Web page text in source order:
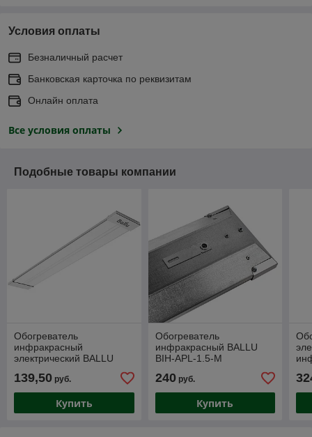
Условия оплаты
Безналичный расчет
Банковская карточка по реквизитам
Онлайн оплата
Все условия оплаты
Подобные товары компании
Обогреватель
инфракрасный
электрический BALLU
139,50 руб.
Купить
Обогреватель
инфракрасный BALLU
BIH-APL-1.5-M
240руб.
Купить